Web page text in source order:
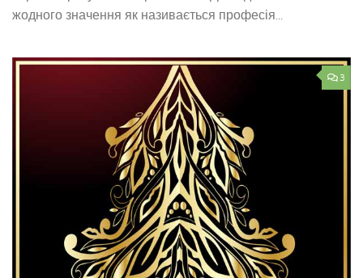
жодного значення як називається професія...
3